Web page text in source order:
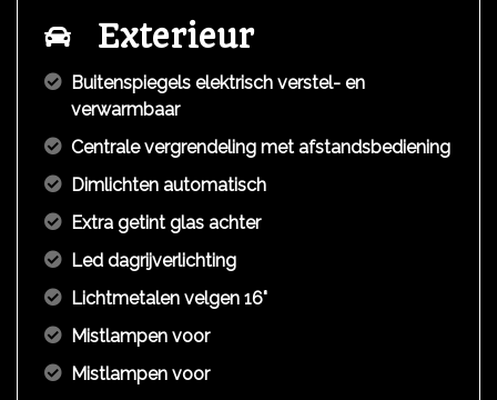
Exterieur
Buitenspiegels elektrisch verstel- en
verwarmbaar
Centrale vergrendeling met afstandsbediening
Dimlichten automatisch
Extra getint glas achter
Led dagrijverlichting
Lichtmetalen velgen 16"
Mistlampen voor
Mistlampen voor